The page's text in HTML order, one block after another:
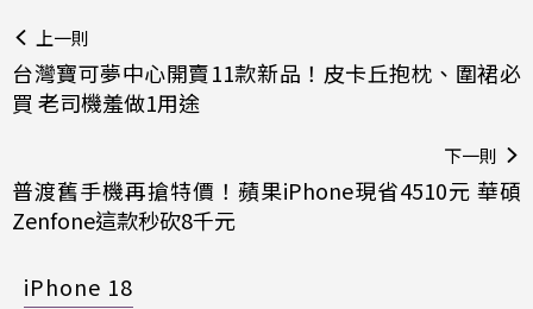
上一則
台灣寶可夢中心開賣11款新品！皮卡丘抱枕、圍裙必
買 老司機羞做1用途
下一則
普渡舊手機再搶特價！蘋果iPhone現省4510元 華碩
Zenfone這款秒砍8千元
iPhone 18